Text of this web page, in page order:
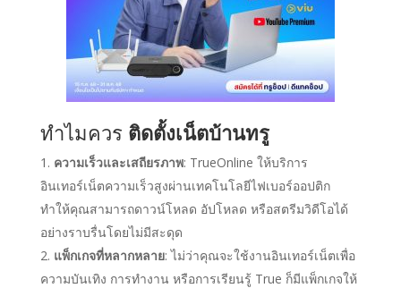
ทำไมควร ติดตั้งเน็ตบ้านทรู
ความเร็วและเสถียรภาพ: TrueOnline ให้บริการ
อินเทอร์เน็ตความเร็วสูงผ่านเทคโนโลยีไฟเบอร์ออปติก
ทำให้คุณสามารถดาวน์โหลด อัปโหลด หรือสตรีมวิดีโอได้
อย่างราบรื่นโดยไม่มีสะดุด
แพ็กเกจที่หลากหลาย: ไม่ว่าคุณจะใช้งานอินเทอร์เน็ตเพื่อ
ความบันเทิง การทำงาน หรือการเรียนรู้ True ก็มีแพ็กเกจให้